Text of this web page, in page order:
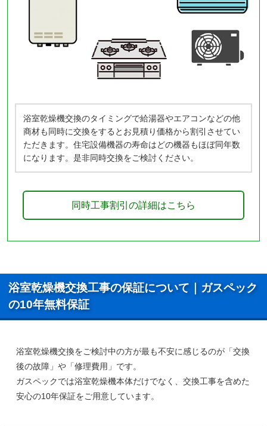
浴室乾燥機交換のタイミングで給湯器やエアコンなどの他
商材も同時に交換をするとお見積り価格から割引させてい
ただきます。住宅設備機器の寿命はどの機器もほぼ同年数
になります。是非同時交換をご検討ください。
同時工事割引の詳細はこちら
浴室乾燥機交換工事の保証について｜ガスペック
の10年無料保証
浴室乾燥機交換をご検討中の方が最も不安に感じるのが「交換
後の故障」や「修理費用」です。
ガスペックでは浴室乾燥機本体だけでなく、交換工事を含めた
安心の10年保証をご用意しています。